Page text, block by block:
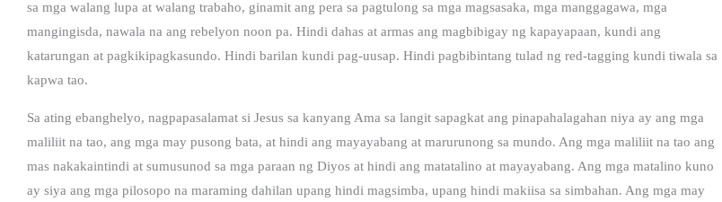
sa mga walang lupa at walang trabaho, ginamit ang pera sa pagtulong sa mga magsasaka, mga manggagawa, mga
mangingisda, nawala na ang rebelyon noon pa. Hindi dahas at armas ang magbibigay ng kapayapaan, kundi ang
katarungan at pagkikipagkasundo. Hindi barilan kundi pag-uusap. Hindi pagbibintang tulad ng red-tagging kundi tiwala sa
kapwa tao.
Sa ating ebanghelyo, nagpapasalamat si Jesus sa kanyang Ama sa langit sapagkat ang pinapahalagahan niya ay ang mga
maliliit na tao, ang mga may pusong bata, at hindi ang mayayabang at marurunong sa mundo. Ang mga maliliit na tao ang
mas nakakaintindi at sumusunod sa mga paraan ng Diyos at hindi ang matatalino at mayayabang. Ang mga matalino kuno
ay siya ang mga pilosopo na maraming dahilan upang hindi magsimba, upang hindi makiisa sa simbahan. Ang mga may